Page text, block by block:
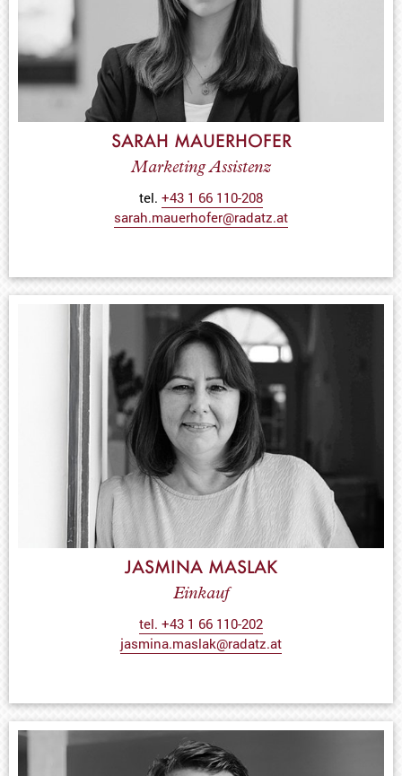
SARAH MAUERHOFER
Marketing Assistenz
tel. +43 1 66 110-208
sarah.mauerhofer@radatz.at
JASMINA MASLAK
Einkauf
tel. +43 1 66 110-202
jasmina.maslak@radatz.at